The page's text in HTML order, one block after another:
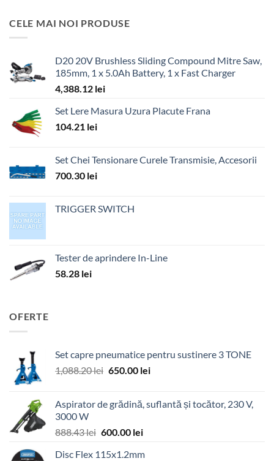
CELE MAI NOI PRODUSE
D20 20V Brushless Sliding Compound Mitre Saw,
185mm, 1 x 5.0Ah Battery, 1 x Fast Charger
4,388.12 lei
Set Lere Masura Uzura Placute Frana
104.21 lei
Set Chei Tensionare Curele Transmisie, Accesorii
700.30 lei
TRIGGER SWITCH
Tester de aprindere In-Line
58.28 lei
OFERTE
Set capre pneumatice pentru sustinere 3 TONE
1,088.20lei Prețul
fost:
650.00 leiPrețul
650.00 lei.
Aspirator de grădină, suflantă și tocător, 230 V,
3000 W
888.43lei Prețul
a
600.00 leiPrețul
este:
Disc Flex 115x1.2mm